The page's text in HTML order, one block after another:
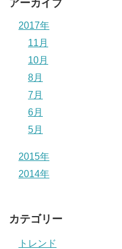
アーカイブ
2017年
11月
10月
8月
7月
6月
5月
2015年
2014年
カテゴリー
トレンド